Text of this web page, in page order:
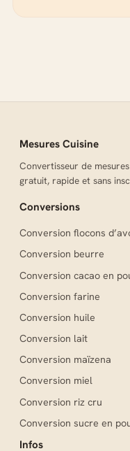
Mesures Cuisine
Convertisseur de
gratuit, rapide et sans
Conversions
Conversion flocons
Conversion beurre
Conversion cacao en
Conversion farine
Conversion huile
Conversion lait
Conversion maïzena
Conversion miel
Conversion riz cru
Conversion sucre en
Infos